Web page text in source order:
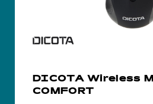
DICOTA Wireless
COMFORT